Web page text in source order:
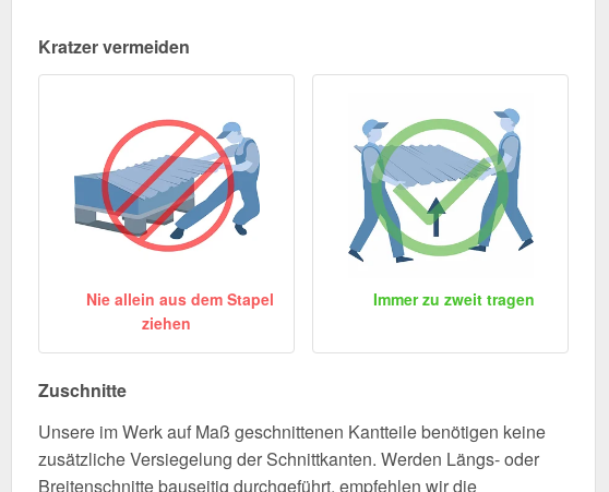
Kratzer vermeiden
Nie allein aus dem Stapel
ziehen
Immer zu zweit tragen
Zuschnitte
Unsere im Werk auf Maß geschnittenen Kantteile benötigen keine
zusätzliche Versiegelung der Schnittkanten. Werden Längs- oder
Breitenschnitte bauseitig durchgeführt, empfehlen wir die